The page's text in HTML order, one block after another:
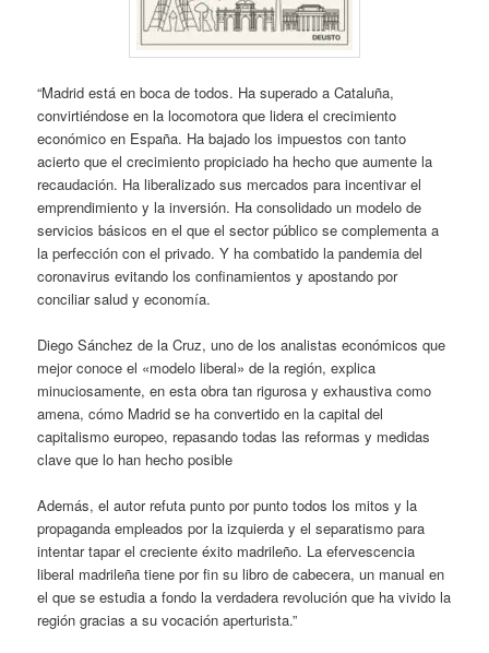
“Madrid está en boca de todos. Ha superado a Cataluña,
convirtiéndose en la locomotora que lidera el crecimiento
económico en España. Ha bajado los impuestos con tanto
acierto que el crecimiento propiciado ha hecho que aumente la
recaudación. Ha liberalizado sus mercados para incentivar el
emprendimiento y la inversión. Ha consolidado un modelo de
servicios básicos en el que el sector público se complementa a
la perfección con el privado. Y ha combatido la pandemia del
coronavirus evitando los confinamientos y apostando por
conciliar salud y economía.
Diego Sánchez de la Cruz, uno de los analistas económicos que
mejor conoce el «modelo liberal» de la región, explica
minuciosamente, en esta obra tan rigurosa y exhaustiva como
amena, cómo Madrid se ha convertido en la capital del
capitalismo europeo, repasando todas las reformas y medidas
clave que lo han hecho posible
Además, el autor refuta punto por punto todos los mitos y la
propaganda empleados por la izquierda y el separatismo para
intentar tapar el creciente éxito madrileño. La efervescencia
liberal madrileña tiene por fin su libro de cabecera, un manual en
el que se estudia a fondo la verdadera revolución que ha vivido la
región gracias a su vocación aperturista.”